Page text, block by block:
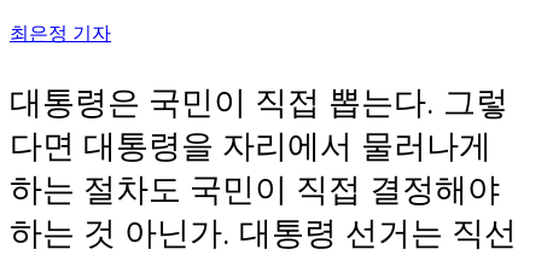
최은정 기자
대통령은 국민이 직접 뽑는다. 그렇
다면 대통령을 자리에서 물러나게
하는 절차도 국민이 직접 결정해야
하는 것 아닌가. 대통령 선거는 직선